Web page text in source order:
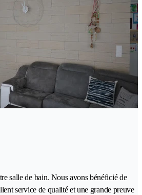
salle de bain. Nous avons bénéficié de
service de qualité et une grande preuve